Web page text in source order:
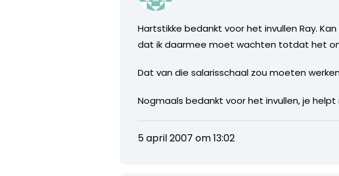
Hartstikke bedankt voor het invullen Ray.
dat ik daarmee moet wachten totdat het
Dat van die salarisschaal zou moeten
Nogmaals bedankt voor het invullen, je
5 april 2007 om 13:02